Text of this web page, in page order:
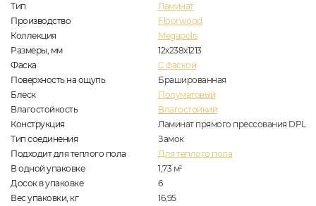
Тип
Ламинат
Производство
Floorwood
Коллекция
Megapolis
Размеры, мм
12х238х1213
Фаска
C фаской
Поверхность на ощупь
Брашированная
Блеск
Полуматовый
Влагостойкость
Влагостойкий
Конструкция
Ламинат прямого прессования DPL
Тип соединения
Замок
Подходит для теплого пола
Для теплого пола
В одной упаковке
1,73 м2
Досок в упаковке
6
Вес упаковки, кг
16,95